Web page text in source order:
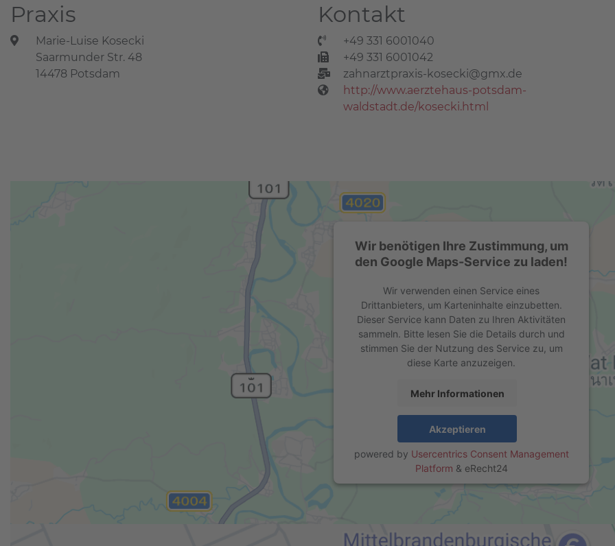
Praxis
Marie-Luise Kosecki
Saarmunder Str. 48
14478 Potsdam
Kontakt
+49 331 6001040
+49 331 6001042
zahnarztpraxis-kosecki@gmx.de
http://www.aerztehaus-potsdam-
waldstadt.de/kosecki.html
Wir benötigen Ihre Zustimmung, um
den Google Maps-Service zu laden!
Wir verwenden einen Service eines
Drittanbieters, um Karteninhalte einzubetten.
Dieser Service kann Daten zu Ihren Aktivitäten
sammeln. Bitte lesen Sie die Details durch und
stimmen Sie der Nutzung des Service zu, um
diese Karte anzuzeigen.
Mehr Informationen
Akzeptieren
powered by Usercentrics Consent Management
Platform & eRecht24